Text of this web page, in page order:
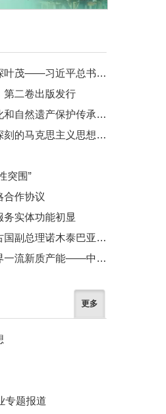
让中朝传统友谊之树更加根深叶茂——习近平总书记对朝鲜进行国事访问纪实
第二卷出版发行
在习近平文化思想引领下文化和自然遗产保护传承利用工作开创新局面
伟大征程丨延安整风：一次深刻的马克思主义思想教育运动
突围”
合作协议
实体功能初显
中铝集团董事长段向东与蒙古国副总理诺木泰巴亚尔举行会谈
锻造无愧时代无愧使命的世界一流新质产能——中国有色金属工业的战略应对与破局之道（二）
更多
专题报道